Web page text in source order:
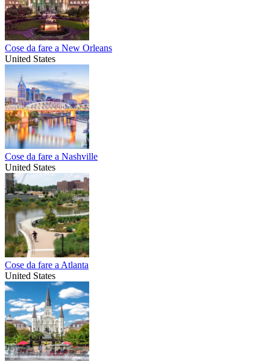
Cose da fare a New Orleans
United States
Cose da fare a Nashville
United States
Cose da fare a Atlanta
United States